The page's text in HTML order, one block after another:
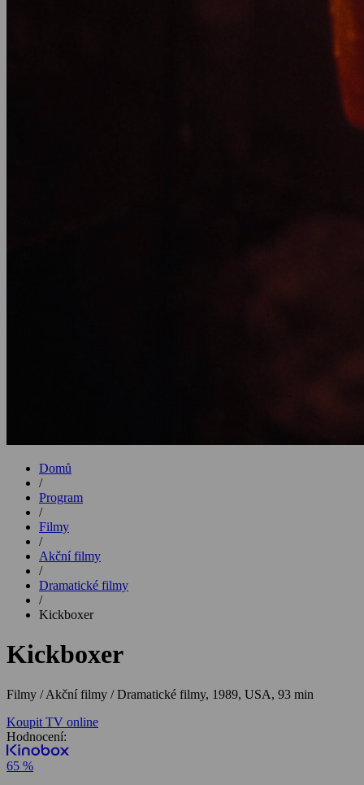
Domů
/
Program
/
Filmy
/
Akční filmy
/
Dramatické filmy
/
Kickboxer
Kickboxer
Filmy / Akční filmy / Dramatické filmy, 1989, USA, 93 min
Koupit TV online
Hodnocení:
65 %